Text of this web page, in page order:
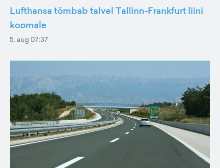
Lufthansa tõmbab talvel Tallinn-Frankfurt liini
koomale
5. aug 07:37